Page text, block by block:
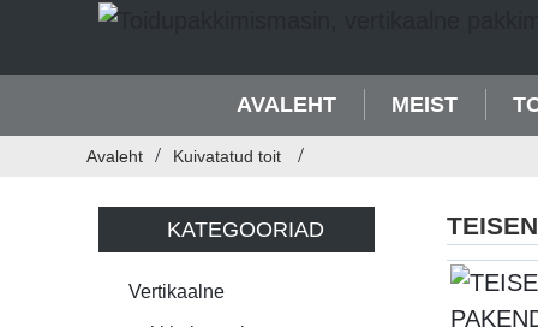
AVALEHT MEIST
Avaleht Kuivatatud toit
KATEGOORIAD
Vertikaalne